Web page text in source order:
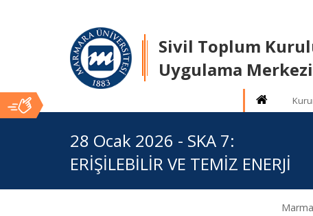
Sivil Toplum
Uygulama Merkezi
İçerik
28 Ocak 2026 - SKA 7:
ERİŞİLEBİLİR VE TEMİZ ENERJİ